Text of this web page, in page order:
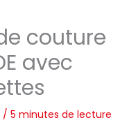
couture
avec
/ 5 minutes de lecture